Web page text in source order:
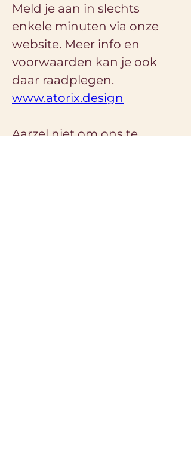
Meld je aan in slechts
enkele minuten via onze
website. Meer info en
voorwaarden kan je ook
daar raadplegen.
www.atorix.design
Aarzel niet om ons te